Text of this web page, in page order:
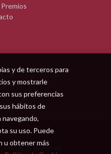
Anunciación
y de terceros para
y mostrarle
sus preferencias
hábitos de
navegando,
su uso. Puede
u obtener más